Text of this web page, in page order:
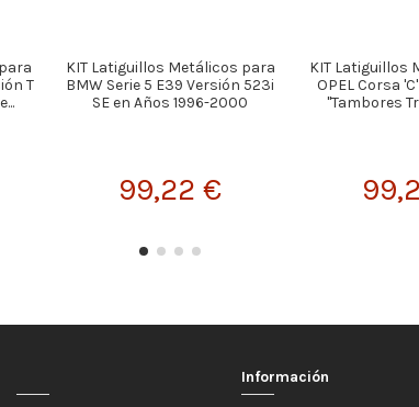
T
KIT Latiguillos Metálicos para
BMW Serie 5 E39 Versión 523i
SE en Años 1996-2000
99,22 €
KIT Latiguillos
OPEL Corsa
"Tambores
Información